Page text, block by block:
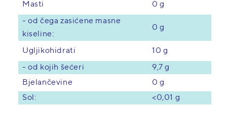
Masti 0 g
- od čega zasićene masne
kiseline:
0 g
Ugljikohidrati 10 g
- od kojih šećeri
9,7 g
Bjelančevine
0 g
Sol:
<0,01 g